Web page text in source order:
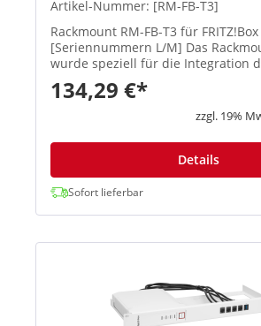
Artikel-Nummer: [RM-FB-T3]
Rackmount RM-FB-T3 für
[Seriennummern L/M] Das
wurde speziell für die Integration
FRITZ!Box 6660 Cable
in 19-Zoll-Server-Racks entwickelt.
eine professionelle, platz...
134,29 €*
zzgl. 19%
Details
Sofort lieferbar